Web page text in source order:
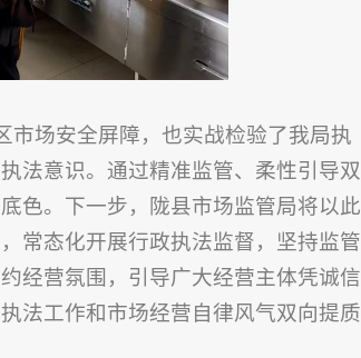
场安全屏障，也实战检验了我局执
法意识。通过精准监管、柔性引导双
色。下一步，陇县市场监管局将以此
常态化开展行政执法监督，坚持监管
经营氛围，引导广大经营主体凭诚信
法工作和市场经营自律风气双向提质